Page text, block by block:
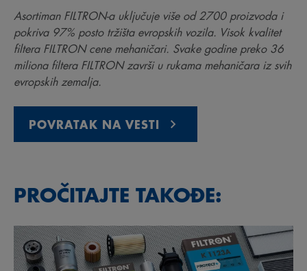
Asortiman FILTRON-a uključuje više od 2700 proizvoda i
pokriva 97% posto tržišta evropskih vozila. Visok kvalitet
filtera FILTRON cene mehaničari. Svake godine preko 36
miliona filtera FILTRON završi u rukama mehaničara iz svih
evropskih zemalja.
POVRATAK NA VESTI
PROČITAJTE TAKOĐE: